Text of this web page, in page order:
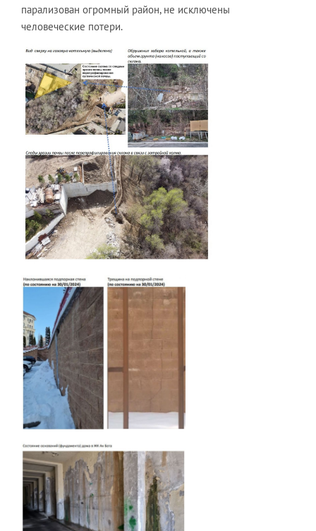
парализован огромный район, не исключены
человеческие потери.